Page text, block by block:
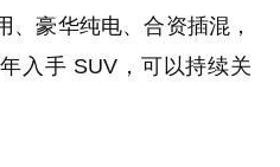
、豪华纯电、合资插混，
入手 SUV，可以持续关